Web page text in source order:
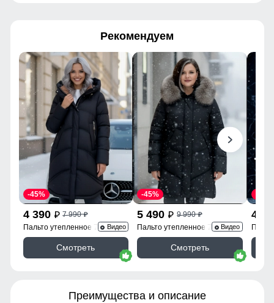
Рекомендуем
4 390 p 7 990p
-45%
Пальто утепленное 7747Ch
Видео
Смотреть
5 490 p 9 990p
-45%
Пальто утепленное 7745Ch
Видео
Смотреть
4
Преимущества и описание